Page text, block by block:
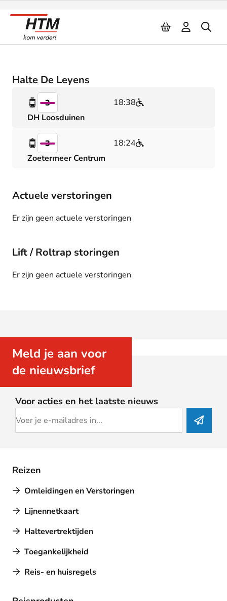
Halte De Leyens
3
18:38
DH Loosduinen
3
18:24
Zoetermeer Centrum
Actuele verstoringen
Er zijn geen actuele verstoringen
Lift / Roltrap storingen
Er zijn geen actuele verstoringen
Meld je aan voor
de nieuwsbrief
Voor acties en het laatste nieuws
Reizen
Omleidingen en Verstoringen
Lijnennetkaart
Haltevertrektijden
Toegankelijkheid
Reis- en huisregels